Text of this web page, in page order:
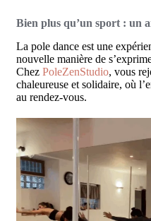
Bien plus qu’un sport : un
La pole dance est une
nouvelle manière de
ChezPoleZenStudio, vous
chaleureuse et solidaire, où
au rendez-vous.